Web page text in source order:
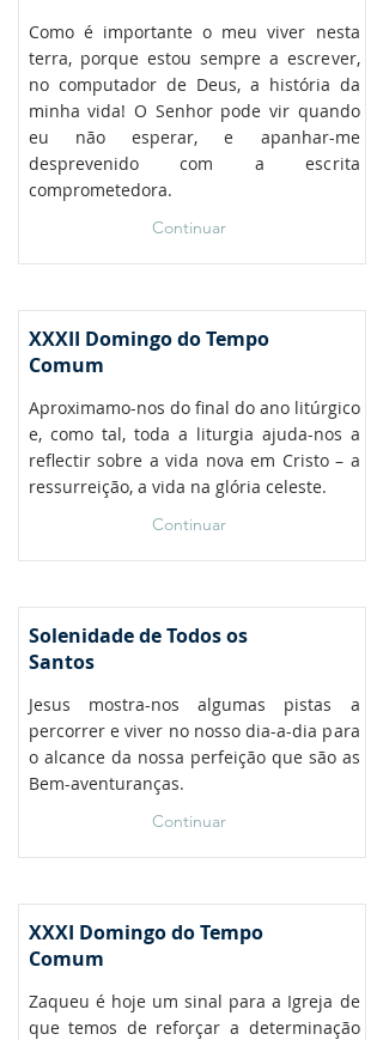
Como é importante o meu viver nesta
terra, porque estou sempre a escrever,
no computador de Deus, a história da
minha vida! O Senhor pode vir quando
eu não esperar, e apanhar-me
desprevenido com a escrita
comprometedora.
Continuar
XXXII Domingo do Tempo
Comum
Aproximamo-nos do final do ano litúrgico
e, como tal, toda a liturgia ajuda-nos a
reflectir sobre a vida nova em Cristo – a
ressurreição, a vida na glória celeste.
Continuar
Solenidade de Todos os
Santos
Jesus mostra-nos algumas pistas a
percorrer e viver no nosso dia-a-dia para
o alcance da nossa perfeição que são as
Bem-aventuranças.
Continuar
XXXI Domingo do Tempo
Comum
Zaqueu é hoje um sinal para a Igreja de
que temos de reforçar a determinação